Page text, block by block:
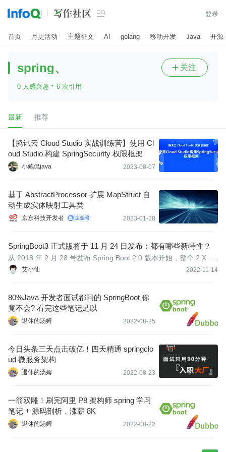
 登录
首页 月更活动 主题征文 AI golang 移动开发 Java 开源
spring、
0 人感兴趣 · 6 次引用
 关注
最新 推荐
【腾讯云 Cloud Studio 实战训练营】使用 Cl
oud Studio 构建 SpringSecurity 权限框架
小鲍侃java 2023-08-07
基于 AbstractProcessor 扩展 MapStruct 自
动生成实体映射工具类
京东科技开发者 2023-01-28
SpringBoot3 正式版将于 11 月 24 日发布：都有哪些新特性？
艾小仙 2022-11-14
从 2018 年 2 月 28 号发布 Spring Boot 2.0 版本开始，整个 2.X 版
本已经经过了 4 年多的时间，累计发布了 95 个不同的版本，而就
80%Java 开发者面试都问的 SpringBoot 你
竟不会? 看完这些笔记足以
退休的汤姆 2022-08-25
今日头条三天点击破亿！四天精通 springclo
ud 微服务架构
退休的汤姆 2022-08-23
一箭双雕！刷完阿里 P8 架构师 spring 学习
笔记 + 源码剖析，涨薪 8K
退休的汤姆 2022-08-22